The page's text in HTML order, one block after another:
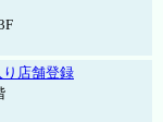
り店舗登録